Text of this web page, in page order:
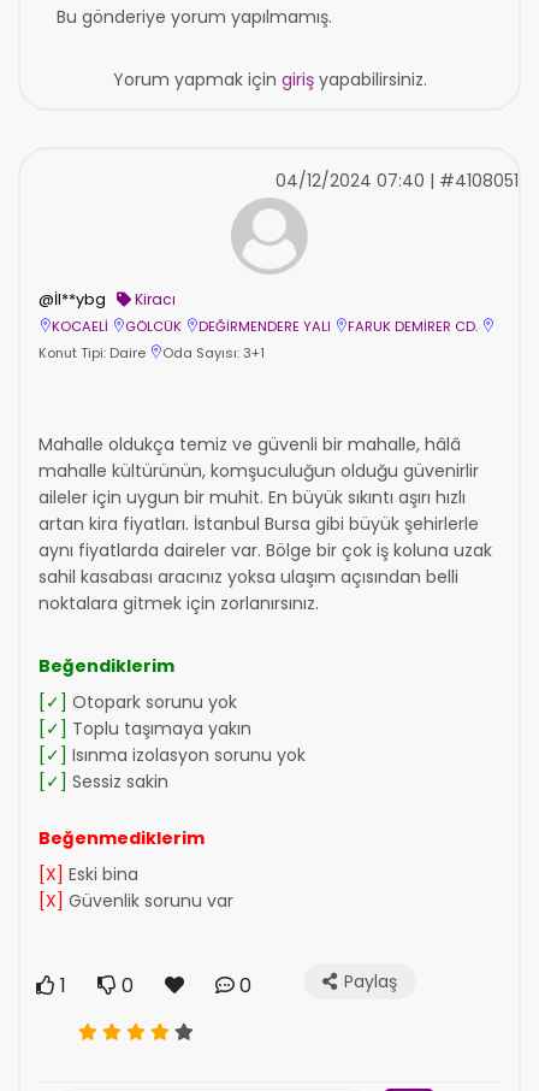
Bu gönderiye yorum yapılmamış.
Yorum yapmak için girişyapabilirsiniz.
@İl**ybg Kiracı
KOCAELİ GÖLCÜK DEĞİRMENDERE YALI
FARUK DEMİRER CD.
Konut Tipi: Daire
Oda Sayısı: 3+1
04/12/2024 07:40 | #4108051
Mahalle oldukça temiz ve güvenli bir mahalle, hâlâ
mahalle kültürünün, komşuculuğun olduğu güvenirlir
aileler için uygun bir muhit. En büyük sıkıntı aşırı hızlı
artan kira fiyatları. İstanbul Bursa gibi büyük şehirlerle
aynı fiyatlarda daireler var. Bölge bir çok iş koluna uzak
sahil kasabası aracınız yoksa ulaşım açısından belli
noktalara gitmek için zorlanırsınız.
Beğendiklerim
[✓] Otopark sorunu yok
[✓] Toplu taşımaya yakın
[✓] Isınma izolasyon sorunu yok
[✓] Sessiz sakin
Beğenmediklerim
[X] Eski bina
[X] Güvenlik sorunu var
1 0 0 Paylaş